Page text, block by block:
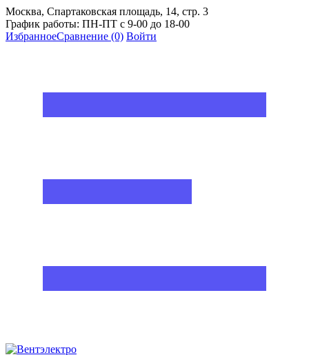
Москва, Спартаковская площадь, 14, стр. 3
График работы: ПН-ПТ с 9-00 до 18-00
ИзбранноеСравнение (0) Войти